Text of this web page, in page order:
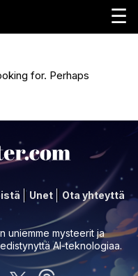
☰
for. Perhaps
Unet Ota yhteyttä
uniemme mysteerit ja
AI-teknologiaa.